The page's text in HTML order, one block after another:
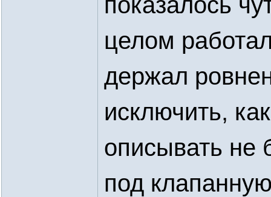
целом
держал
исключить,
описывать не
под